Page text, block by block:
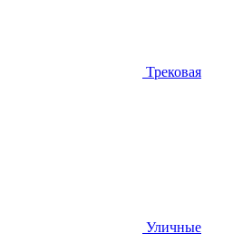
Трековая
Уличные